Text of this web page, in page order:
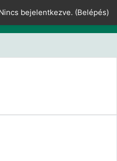
bejelentkezve. (Belépés)